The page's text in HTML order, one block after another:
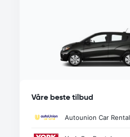
Våre beste tilbud
Autounion Car Rental